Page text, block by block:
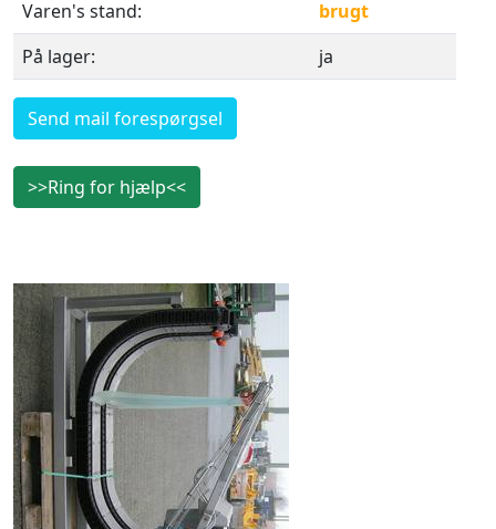
Varen's stand:
brugt
På lager:
ja
Send mail forespørgsel
>>Ring for hjælp<<